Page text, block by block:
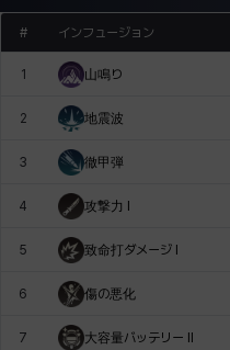
デビー&マーリン ナタポン
バニス バーバラ
ピオロ
# インフュージョン
1 山鳴り
2 地震波
3 徹甲弾
4 攻撃力 I
5 致命打ダメージ I
6 傷の悪化
7 大容量バッテリー Il